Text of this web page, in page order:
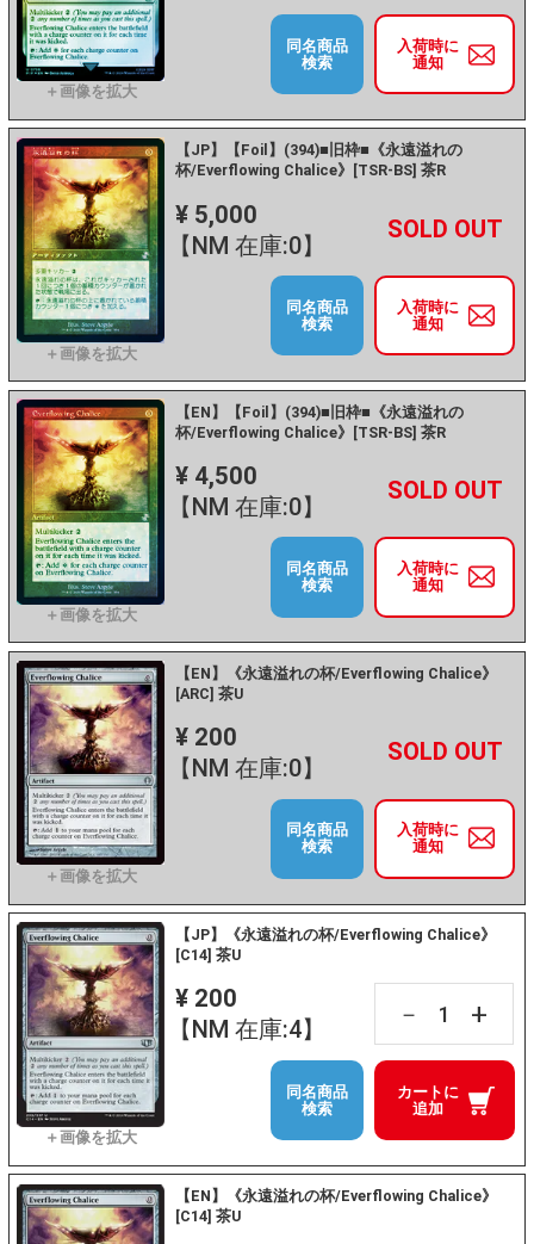
入荷時に
通知
同名商品
検索
【JP】【Foil】(394)■旧枠■《永遠溢れの
杯/Everflowing Chalice》[TSR-BS] 茶R
¥ 5,000
【NM 在庫:0】
－ +
入荷時に
通知
同名商品
検索
【EN】【Foil】(394)■旧枠■《永遠溢れの
杯/Everflowing Chalice》[TSR-BS] 茶R
¥ 4,500
【NM 在庫:0】
－ +
入荷時に
通知
同名商品
検索
【EN】《永遠溢れの杯/Everflowing Chalice》
[ARC] 茶U
¥ 200
【NM 在庫:0】
－ +
入荷時に
通知
同名商品
検索
【JP】《永遠溢れの杯/Everflowing Chalice》
[C14] 茶U
¥ 200
【NM 在庫:4】
－ +
カートに
追加
同名商品
検索
【EN】《永遠溢れの杯/Everflowing Chalice》
[C14] 茶U